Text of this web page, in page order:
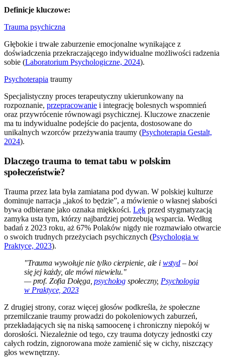
Definicje kluczowe:
Trauma psychiczna
Głębokie i trwałe zaburzenie emocjonalne wynikające z
doświadczenia przekraczającego indywidualne możliwości radzenia
sobie (Laboratorium Psychologiczne, 2024).
Psychoterapia traumy
Specjalistyczny proces terapeutyczny ukierunkowany na
rozpoznanie, przepracowanie i integrację bolesnych wspomnień
oraz przywrócenie równowagi psychicznej. Kluczowe znaczenie
ma tu indywidualne podejście do pacjenta, dostosowane do
unikalnych wzorców przeżywania traumy (Psychoterapia Gestalt,
2024).
Dlaczego trauma to temat tabu w polskim
społeczeństwie?
Trauma przez lata była zamiatana pod dywan. W polskiej kulturze
dominuje narracja „jakoś to będzie”, a mówienie o własnej słabości
bywa odbierane jako oznaka miękkości. Lęk przed stygmatyzacją
zamyka usta tym, którzy najbardziej potrzebują wsparcia. Według
badań z 2023 roku, aż 67% Polaków nigdy nie rozmawiało otwarcie
o swoich trudnych przeżyciach psychicznych (Psychologia w
Praktyce, 2023).
"Trauma wywołuje nie tylko cierpienie, ale i wstyd – boi
się jej każdy, ale mówi niewielu."
— prof. Zofia Dołęga,psycholog społeczny, Psychologia
w Praktyce, 2023
Z drugiej strony, coraz więcej głosów podkreśla, że społeczne
przemilczanie traumy prowadzi do pokoleniowych zaburzeń,
przekładających się na niską samoocenę i chroniczny niepokój w
dorosłości. Niezależnie od tego, czy trauma dotyczy jednostki czy
całych rodzin, zignorowana może zamienić się w cichy, niszczący
głos wewnętrzny.